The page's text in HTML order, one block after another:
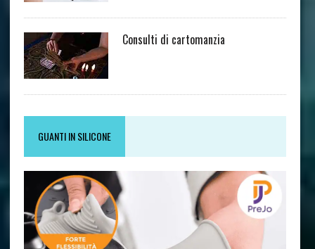
Consulti di cartomanzia
GUANTI IN SILICONE